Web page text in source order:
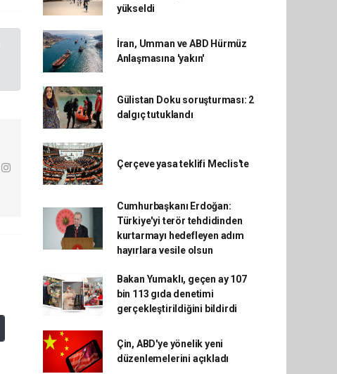
yükseldi
İran, Umman ve ABD Hürmüz
Anlaşmasına 'yakın'
Gülistan Doku soruşturması: 2
dalgıç tutuklandı
Çerçeve yasa teklifi Meclis'te
Cumhurbaşkanı Erdoğan:
Türkiye'yi terör tehdidinden
kurtarmayı hedefleyen adım
hayırlara vesile olsun
Bakan Yumaklı, geçen ay 107
bin 113 gıda denetimi
gerçekleştirildiğini bildirdi
Çin, ABD'ye yönelik yeni
düzenlemelerini açıkladı